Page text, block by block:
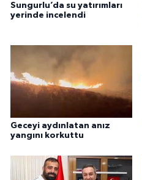
Sungurlu’da su yatırımları
yerinde incelendi
Geceyi aydınlatan anız
yangını korkuttu